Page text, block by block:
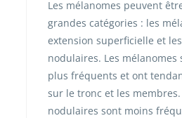
Les mélanomes peuvent
grandes catégories : les
extension superficielle et
nodulaires. Les
plus fréquents et ont
sur le tronc et les
nodulaires sont moins